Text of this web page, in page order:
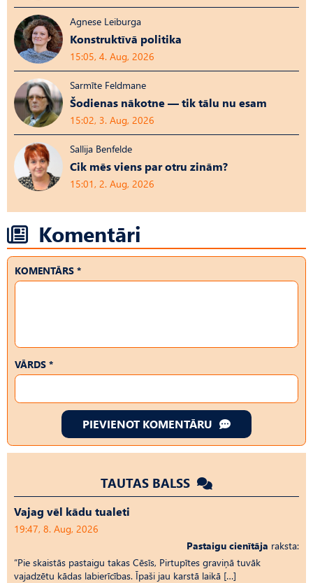
Agnese Leiburga
Konstruktīvā politika
15:05, 4. Aug, 2026
Sarmīte Feldmane
Šodienas nākotne — tik tālu nu esam
15:02, 3. Aug, 2026
Sallija Benfelde
Cik mēs viens par otru zinām?
15:01, 2. Aug, 2026
Komentāri
KOMENTĀRS *
VĀRDS *
PIEVIENOT KOMENTĀRU
TAUTAS BALSS
Vajag vēl kādu tualeti
19:47, 8. Aug, 2026
Pastaigu cienītāja raksta:
“Pie skaistās pastaigu takas Cēsīs, Pirtupītes graviņā tuvāk
vajadzētu kādas labierīcības. Īpaši jau karstā laikā […]